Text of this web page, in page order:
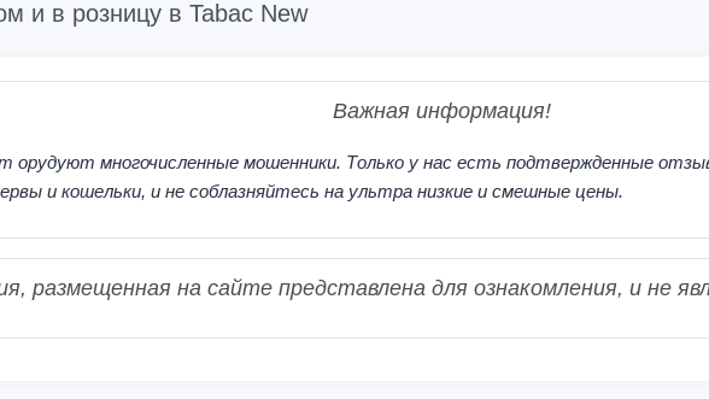
и в розницу в Tabac New
Важная информация!
орудуют многочисленные мошенники. Только у нас есть подтвержденные
и кошельки, и не соблазняйтесь на ультра низкие и смешные цены.
размещенная на сайте представлена для ознакомления, и не